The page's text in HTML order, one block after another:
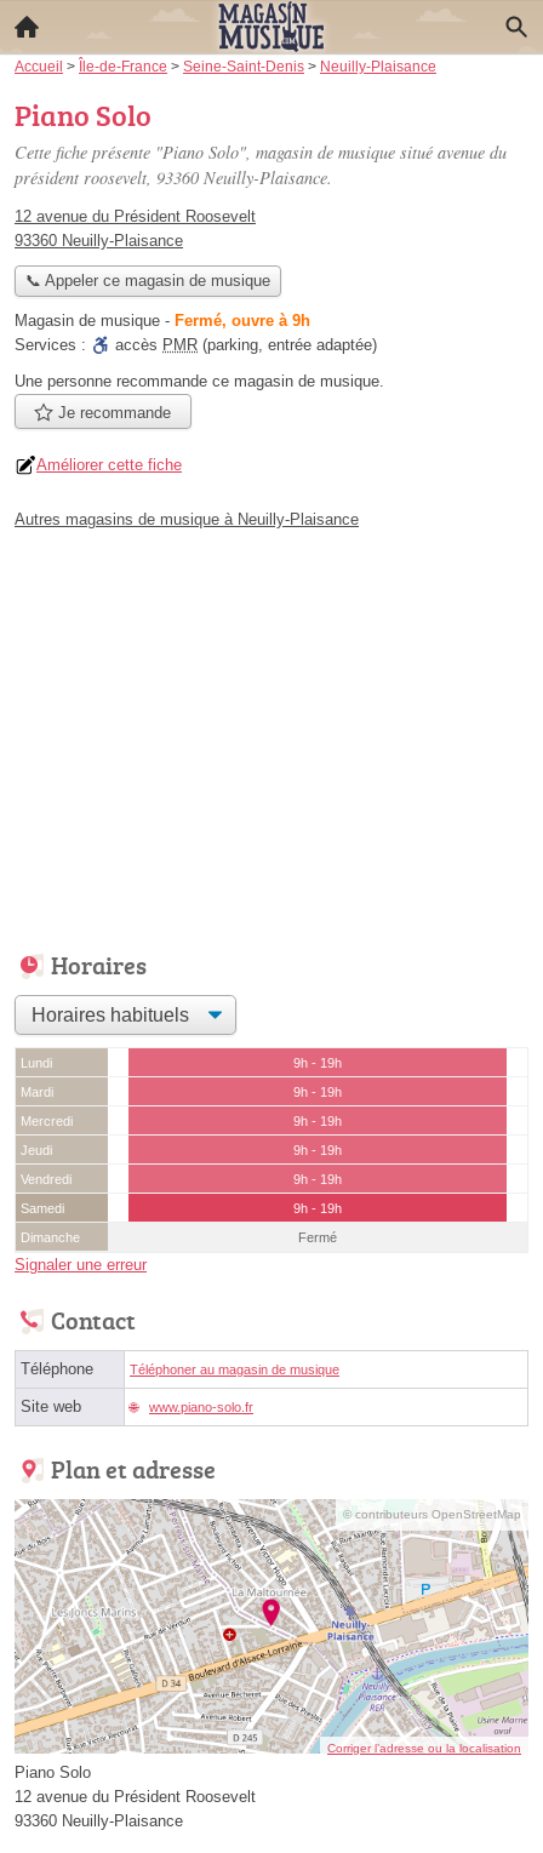
Accueil > Île-de-France > Seine-Saint-Denis > Neuilly-Plaisance
Piano Solo
Cette fiche présente "Piano Solo", magasin de musique situé avenue du
président roosevelt, 93360 Neuilly-Plaisance.
12 avenue du Président Roosevelt
93360 Neuilly-Plaisance
📞 Appeler ce magasin de musique
Magasin de musique - Fermé, ouvre à 9h
Services :
accès PMR (parking, entrée adaptée)
Une personne recommande ce magasin de musique.
Je recommande
Améliorer cette fiche
Autres magasins de musique à Neuilly-Plaisance
Horaires
Lundi
9h - 19h
Mardi
9h - 19h
Mercredi
9h - 19h
Jeudi
9h - 19h
Vendredi
9h - 19h
Samedi
9h - 19h
Dimanche
Fermé
Signaler une erreur
Contact
Téléphone Téléphoner au magasin de musique
Site web www.piano-solo.fr
Plan et adresse
© contributeurs OpenStreetMap
Corriger l’adresse ou la localisation
Piano Solo
12 avenue du Président Roosevelt
93360 Neuilly-Plaisance